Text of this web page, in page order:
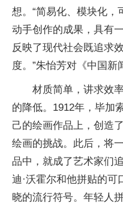
想。“简易化、模块化，
动手创作的成果，具有
反映了现代社会既追求
度。”朱怡芳对《中国新
材质简单，讲求效
的降低。1912年，毕加
己的绘画作品上，创造
绘画的挑战。此后，将
品中，就成了艺术家们
迪·沃霍尔和他拼贴的可
晓的流行符号。年轻人